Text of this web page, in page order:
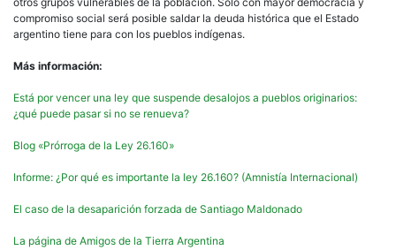
compromiso social será posible saldar la deuda histórica que el Estado
argentino tiene para con los pueblos indígenas.
Más información:
Está por vencer una ley que suspende desalojos a pueblos originarios:
¿qué puede pasar si no se renueva?
Blog «Prórroga de la Ley 26.160»
Informe: ¿Por qué es importante la ley 26.160? (Amnistía Internacional)
El caso de la desaparición forzada de Santiago Maldonado
La página de Amigos de la Tierra Argentina